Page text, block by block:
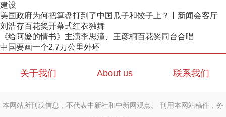
建设
美国政府为何把算盘打到了中国瓜子和饺子上？丨新闻会客厅
刘浩存百花奖开幕式红衣独舞
《给阿嬷的情书》主演李思潼、王彦桐百花奖同台合唱
中国要画一个2.7万公里外环
关于我们 About us 联系我们
本网站所刊载信息，不代表中新社和中新网观点。 刊用本网站稿件，务